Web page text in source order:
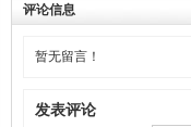
评论信息
暂无留言！
发表评论